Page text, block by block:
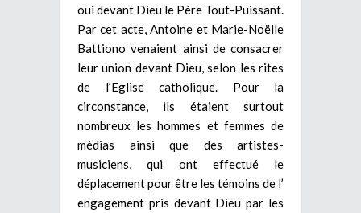
oui devant Dieu le Père Tout-Puissant.
Par cet acte, Antoine et Marie-Noëlle
Battiono venaient ainsi de consacrer
leur union devant Dieu, selon les rites
de l’Eglise catholique. Pour la
circonstance, ils étaient surtout
nombreux les hommes et femmes de
médias ainsi que des artistes-
musiciens, qui ont effectué le
déplacement pour être les témoins de l’
engagement pris devant Dieu par les